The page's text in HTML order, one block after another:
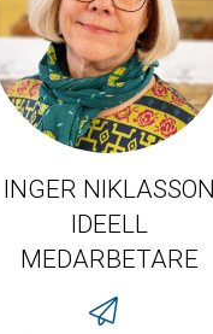
INGER NIKLASSON
IDEELL
MEDARBETARE